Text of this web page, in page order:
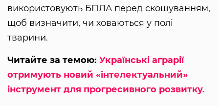
використовують БПЛА перед скошуванням,
щоб визначити, чи ховаються у полі
тварини.
Читайте за темою: Українські аграрії
отримують новий «інтелектуальний»
інструмент для прогресивного розвитку.